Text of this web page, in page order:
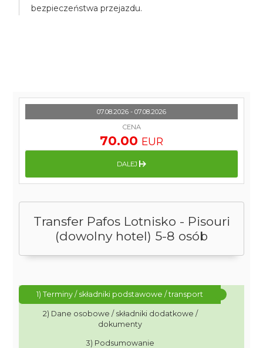
bezpieczeństwa przejazdu.
Transfer Pafos Lotnisko - Pisouri
(dowolny hotel) 5-8 osób
1) Terminy / składniki podstawowe / transport
2) Dane osobowe / składniki dodatkowe /
dokumenty
3) Podsumowanie
07.08.2026 - 07.08.2026
CENA
70.00 EUR
DALEJ